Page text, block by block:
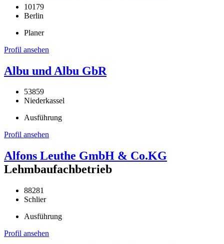
10179
Berlin
Planer
Profil ansehen
Albu und Albu GbR
53859
Niederkassel
Ausführung
Profil ansehen
Alfons Leuthe GmbH & Co.KG
Lehmbaufachbetrieb
88281
Schlier
Ausführung
Profil ansehen